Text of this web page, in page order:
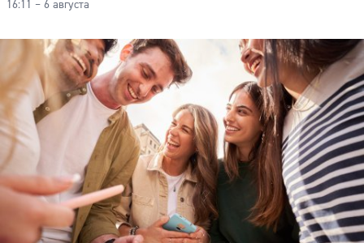
16:11 – 6 августа